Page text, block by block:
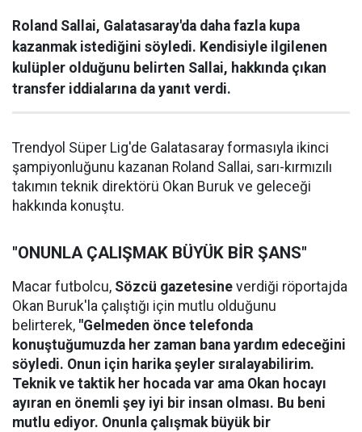
Roland Sallai, Galatasaray'da daha fazla kupa
kazanmak istediğini söyledi. Kendisiyle ilgilenen
kulüpler olduğunu belirten Sallai, hakkında çıkan
transfer iddialarına da yanıt verdi.
Trendyol Süper Lig'de Galatasaray formasıyla ikinci
şampiyonluğunu kazanan Roland Sallai, sarı-kırmızılı
takımın teknik direktörü Okan Buruk ve geleceği
hakkında konuştu.
"ONUNLA ÇALIŞMAK BÜYÜK BİR ŞANS"
Macar futbolcu, Sözcü gazetesine verdiği röportajda
Okan Buruk'la çalıştığı için mutlu olduğunu
belirterek, "Gelmeden önce telefonda
konuştuğumuzda her zaman bana yardım edeceğini
söyledi. Onun için harika şeyler sıralayabilirim.
Teknik ve taktik her hocada var ama Okan hocayı
ayıran en önemli şey iyi bir insan olması. Bu beni
mutlu ediyor. Onunla çalışmak büyük bir